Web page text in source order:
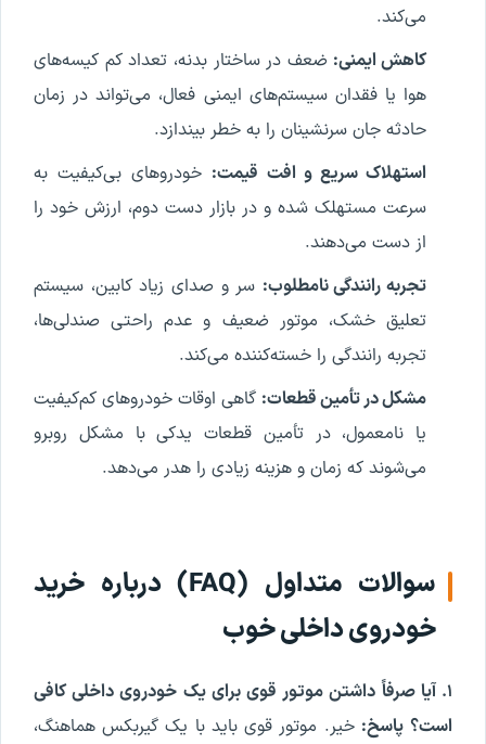
می‌کند.
کاهش ایمنی: ضعف در ساختار بدنه، تعداد کم کیسه‌های
هوا یا فقدان سیستم‌های ایمنی فعال، می‌تواند در زمان
حادثه جان سرنشینان را به خطر بیندازد.
استهلاک سریع و افت قیمت: خودروهای بی‌کیفیت به
سرعت مستهلک شده و در بازار دست دوم، ارزش خود را
از دست می‌دهند.
تجربه رانندگی نامطلوب: سر و صدای زیاد کابین، سیستم
تعلیق خشک، موتور ضعیف و عدم راحتی صندلی‌ها،
تجربه رانندگی را خسته‌کننده می‌کند.
مشکل در تأمین قطعات: گاهی اوقات خودروهای کم‌کیفیت
یا نامعمول، در تأمین قطعات یدکی با مشکل روبرو
می‌شوند که زمان و هزینه زیادی را هدر می‌دهد.
سوالات متداول (FAQ) درباره خرید
خودروی داخلی خوب
۱. آیا صرفاً داشتن موتور قوی برای یک خودروی داخلی کافی
است؟ پاسخ: خیر. موتور قوی باید با یک گیربکس هماهنگ،